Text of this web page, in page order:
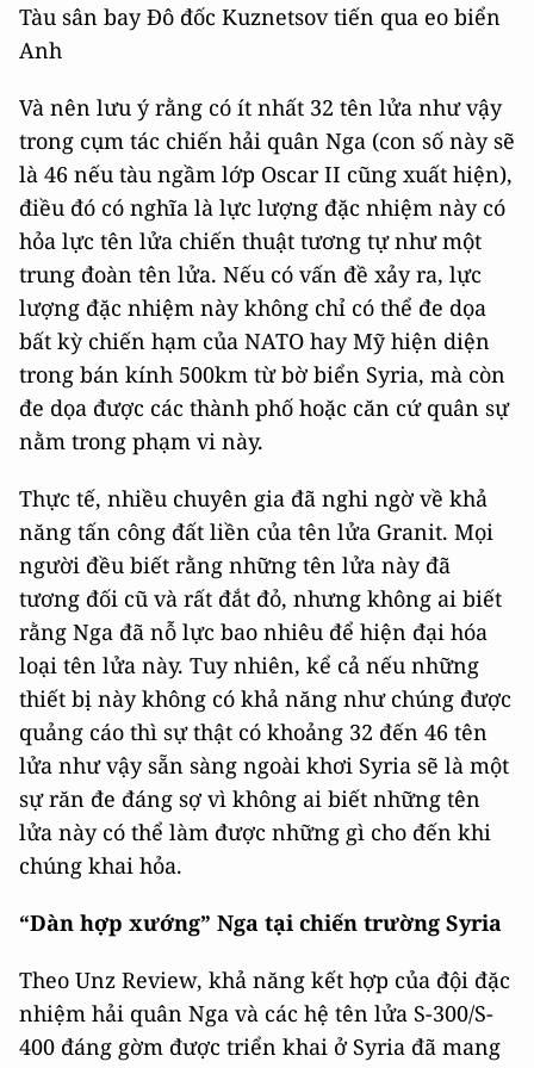
Tàu sân bay Đô đốc Kuznetsov tiến qua eo biển
Anh
Và nên lưu ý rằng có ít nhất 32 tên lửa như vậy
trong cụm tác chiến hải quân Nga (con số này sẽ
là 46 nếu tàu ngầm lớp Oscar II cũng xuất hiện),
điều đó có nghĩa là lực lượng đặc nhiệm này có
hỏa lực tên lửa chiến thuật tương tự như một
trung đoàn tên lửa. Nếu có vấn đề xảy ra, lực
lượng đặc nhiệm này không chỉ có thể đe dọa
bất kỳ chiến hạm của NATO hay Mỹ hiện diện
trong bán kính 500km từ bờ biển Syria, mà còn
đe dọa được các thành phố hoặc căn cứ quân sự
nằm trong phạm vi này.
Thực tế, nhiều chuyên gia đã nghi ngờ về khả
năng tấn công đất liền của tên lửa Granit. Mọi
người đều biết rằng những tên lửa này đã
tương đối cũ và rất đắt đỏ, nhưng không ai biết
rằng Nga đã nỗ lực bao nhiêu để hiện đại hóa
loại tên lửa này. Tuy nhiên, kể cả nếu những
thiết bị này không có khả năng như chúng được
quảng cáo thì sự thật có khoảng 32 đến 46 tên
lửa như vậy sẵn sàng ngoài khơi Syria sẽ là một
sự răn đe đáng sợ vì không ai biết những tên
lửa này có thể làm được những gì cho đến khi
chúng khai hỏa.
“Dàn hợp xướng” Nga tại chiến trường Syria
Theo Unz Review, khả năng kết hợp của đội đặc
nhiệm hải quân Nga và các hệ tên lửa S-300/S-
400 đáng gờm được triển khai ở Syria đã mang